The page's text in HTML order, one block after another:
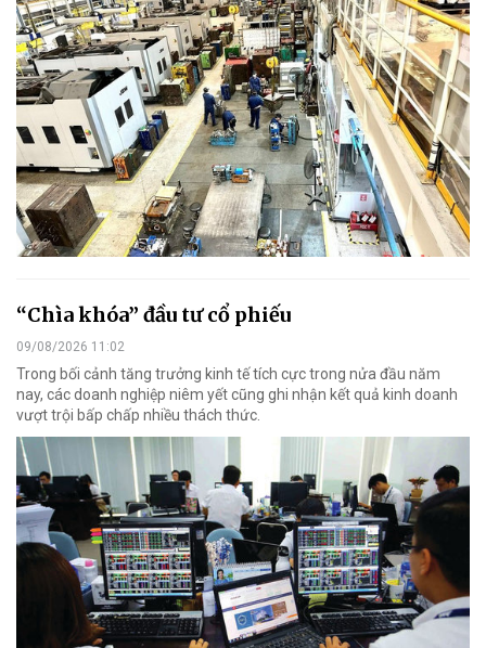
“Chìa khóa” đầu tư cổ phiếu
09/08/2026 11:02
Trong bối cảnh tăng trưởng kinh tế tích cực trong nửa đầu năm
nay, các doanh nghiệp niêm yết cũng ghi nhận kết quả kinh doanh
vượt trội bấp chấp nhiều thách thức.